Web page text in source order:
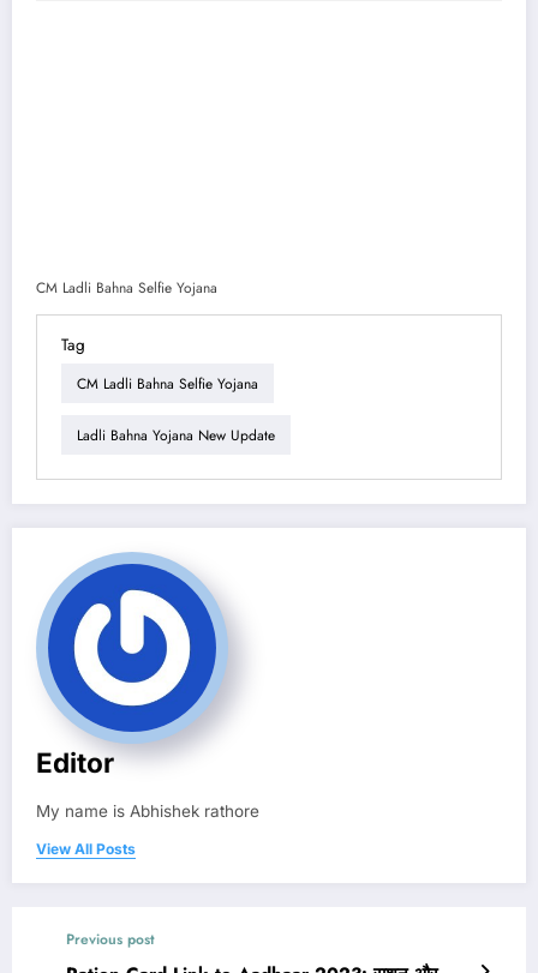
CM Ladli Bahna Selfie Yojana
Tag
CM Ladli Bahna Selfie Yojana
Ladli Bahna Yojana New Update
Editor
My name is Abhishek rathore
View All Posts
Previous post